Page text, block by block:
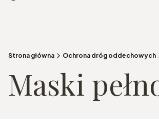
Strona główna Ochrona dróg oddechowych
Maski